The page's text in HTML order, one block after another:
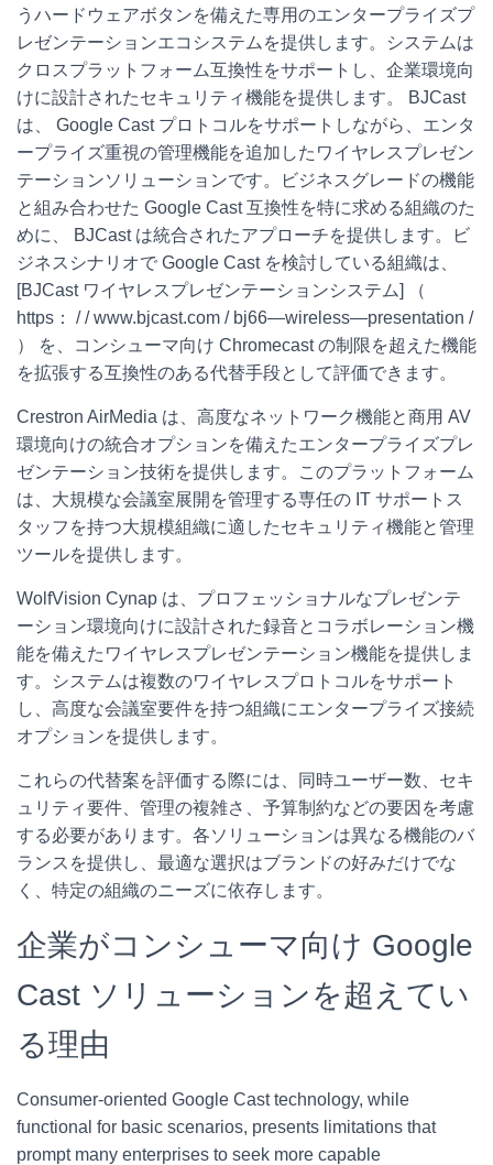
うハードウェアボタンを備えた専用のエンタープライズプ
レゼンテーションエコシステムを提供します。システムは
クロスプラットフォーム互換性をサポートし、企業環境向
けに設計されたセキュリティ機能を提供します。
BJCast
は、 Google Cast プロトコルをサポートしながら、エンタ
ープライズ重視の管理機能を追加したワイヤレスプレゼン
テーションソリューションです。ビジネスグレードの機能
と組み合わせた Google Cast 互換性を特に求める組織のた
めに、 BJCast は統合されたアプローチを提供します。ビ
ジネスシナリオで Google Cast を検討している組織は、
[BJCast ワイヤレスプレゼンテーションシステム] （
https： / / www.bjcast.com / bj66—wireless—presentation /
） を、コンシューマ向け Chromecast の制限を超えた機能
を拡張する互換性のある代替手段として評価できます。
Crestron AirMedia は、高度なネットワーク機能と商用 AV
環境向けの統合オプションを備えたエンタープライズプレ
ゼンテーション技術を提供します。このプラットフォーム
は、大規模な会議室展開を管理する専任の IT サポートス
タッフを持つ大規模組織に適したセキュリティ機能と管理
ツールを提供します。
WolfVision Cynap は、プロフェッショナルなプレゼンテ
ーション環境向けに設計された録音とコラボレーション機
能を備えたワイヤレスプレゼンテーション機能を提供しま
す。システムは複数のワイヤレスプロトコルをサポート
し、高度な会議室要件を持つ組織にエンタープライズ接続
オプションを提供します。
これらの代替案を評価する際には、同時ユーザー数、セキ
ュリティ要件、管理の複雑さ、予算制約などの要因を考慮
する必要があります。各ソリューションは異なる機能のバ
ランスを提供し、最適な選択はブランドの好みだけでな
く、特定の組織のニーズに依存します。
企業がコンシューマ向け Google
Cast ソリューションを超えてい
る理由
Consumer-oriented Google Cast technology, while
functional for basic scenarios, presents limitations that
prompt many enterprises to seek more capable